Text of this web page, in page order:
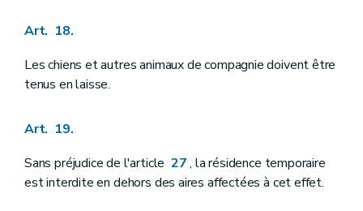
Art. 18.
Les chiens et autres animaux de compagnie doivent être
tenus en laisse.
Art. 19.
Sans préjudice de l'article 27, la résidence temporaire
est interdite en dehors des aires affectées à cet effet.